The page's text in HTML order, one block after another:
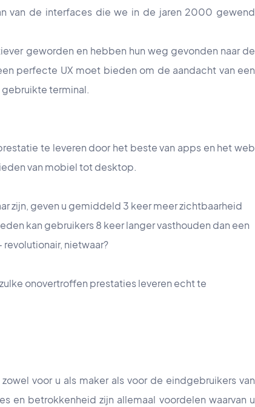
van de interfaces die we in de jaren 2000 gewend
geworden en hebben hun weg gevonden naar de
perfecte UX moet bieden om de aandacht van een
terminal.
te leveren door het beste van apps en het web
van mobiel tot desktop.
zijn, geven u gemiddeld 3 keer meer zichtbaarheid
kan gebruikers 8 keer langer vasthouden dan een
nietwaar?
onovertroffen prestaties leveren echt te
voor u als maker als voor de eindgebruikers van
en betrokkenheid zijn allemaal voordelen waarvan u